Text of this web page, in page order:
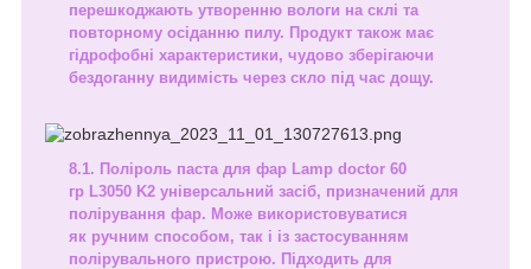
перешкоджають утворенню вологи на склі та
повторному осіданню пилу. Продукт також має
гідрофобні характеристики, чудово зберігаючи
бездоганну видимість через скло під час дощу.
Поліроль паста для фар Lamp doctor 60
гр L3050 K2 універсальний засіб, призначений для
полірування фар. Може використовуватися
як ручним способом, так і із застосуванням
полірувального пристрою. Підходить для